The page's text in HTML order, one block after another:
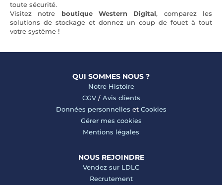
toute sécurité.
Visitez notre boutique Western Digital, comparez les
solutions de stockage et donnez un coup de fouet à tout
votre système !
QUI SOMMES NOUS ?
Notre Histoire
CGV/ Avis clients
Données personnelles et Cookies
Gérer mes cookies
Mentions légales
NOUS REJOINDRE
Vendez sur LDLC
Recrutement